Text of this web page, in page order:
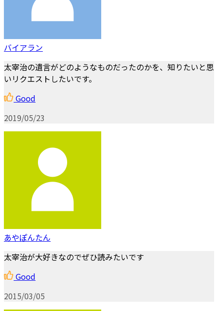
バイアラン
太宰治の遺言がどのようなものだったのかを、知りたいと思
いリクエストしたいです。
Good
2019/05/23
あやぽんたん
太宰治が大好きなのでぜひ読みたいです
Good
2015/03/05